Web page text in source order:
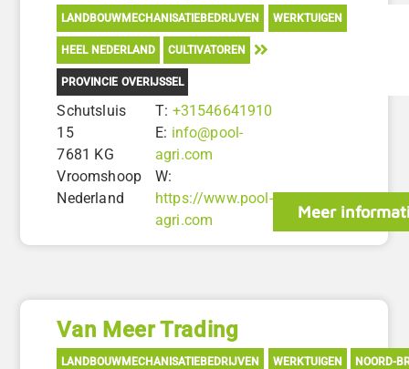
LANDBOUWMECHANISATIEBEDRIJVEN WERKTUIGEN
HEEL NEDERLAND CULTIVATOREN
PROVINCIE OVERIJSSEL
Schutsluis
15
7681 KG
Vroomshoop
Nederland
T: +31546641910
E: info@pool-
agri.com
W:
https://www.pool-
agri.com
Meer
Van Meer Trading
LANDBOUWMECHANISATIEBEDRIJVEN WERKTUIGEN NOORD-